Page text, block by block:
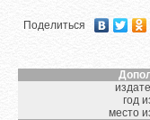
Поделиться
год
место